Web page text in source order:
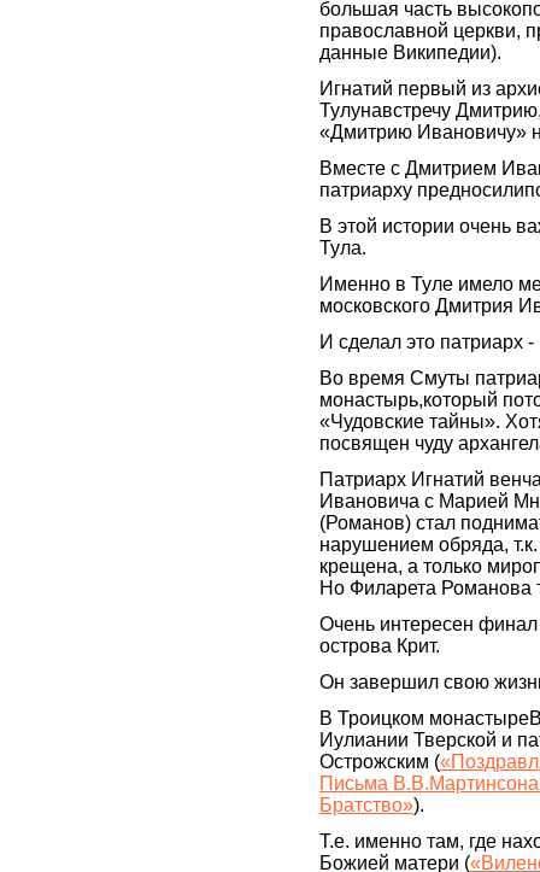
большая часть
православной церкви,
данные Википедии).
Игнатий первый из
Тулунавстречу
«Дмитрию Ивановичу»
Вместе с Дмитрием
патриарху
В этой истории очень
Тула.
Именно в Туле имело
московского Дмитрия
И сделал это патриарх
Во время Смуты
монастырь,который
«Чудовские тайны».
посвящен чуду
Патриарх Игнатий
Ивановича с Марией
(Романов) стал
нарушением обряда,
крещена, а только
Но Филарета Романова
Очень интересен
острова Крит.
Он завершил свою
В Троицком
Иулиании Тверской и
Острожским (
Письма
Братство»).
Т.е. именно там, где
Божией матери (